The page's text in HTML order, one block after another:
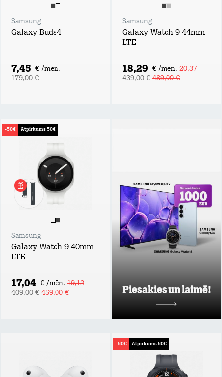
Samsung
Galaxy Buds4
7,45 € /mēn.
179,00 €
Samsung
Galaxy Watch 9 44mm
LTE
18,29 € /mēn. 20,37
439,00 € 489,00 €
-50€ Atpirkums 50€
Samsung
Galaxy Watch 9 40mm
LTE
17,04 € /mēn. 19,12
409,00 € 459,00 € Piesakies un laimē!
plānu un mājas
interneta
piedāvājumus pie
Tele2 un piedalies
vērtīgu baltvu
Uzzināt vairāk
-50€ Atpirkums 50€